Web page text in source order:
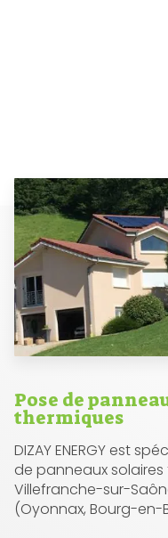
Pose de
thermiques
DIZAY ENERGY est
de panneaux
Villefranche-sur-
(Oyonnax, Bourg-en-